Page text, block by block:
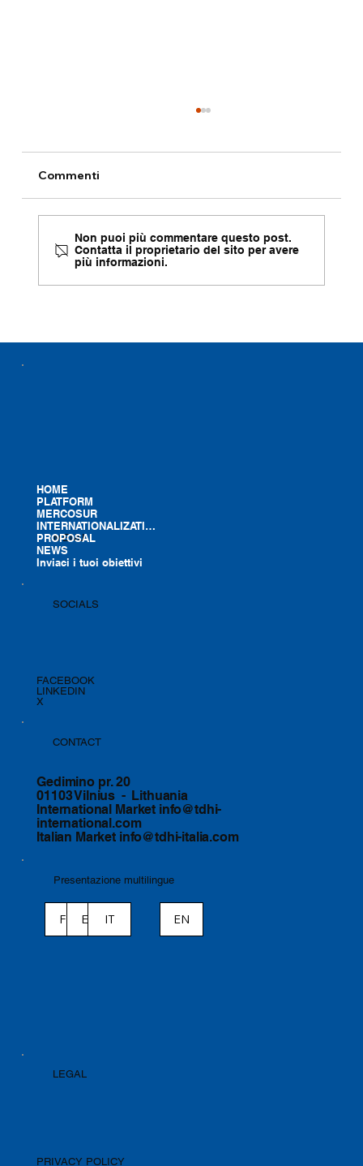
Commenti
Non puoi più commentare questo post.
Contatta il proprietario del sito per avere
più informazioni.
MENU
HOME
PLATFORM
MERCOSUR
INTERNATIONALIZATION
PROPOSAL
NEWS
Inviaci i tuoi obiettivi
SOCIALS
FACEBOOK
LINKEDIN
X
CONTACT
Gedimino pr. 20
01103 Vilnius - Lithuania
International Market info@tdhi-
international.com
Italian Market info@tdhi-italia.com
Presentazione multilingue
FR ES IT EN
LEGAL
PRIVACY POLICY